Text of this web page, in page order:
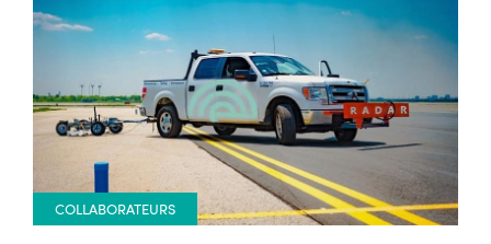
COLLABORATEURS